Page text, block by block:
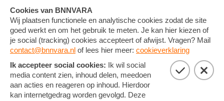
OVERZICHT
ARTIKELEN
FORUM
NIEUWSBRIEF